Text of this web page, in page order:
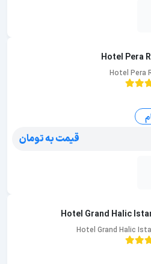
Hotel Pera
Hotel Pera
قیمت به تومان
Hotel Grand Halic
Hotel Grand Halic